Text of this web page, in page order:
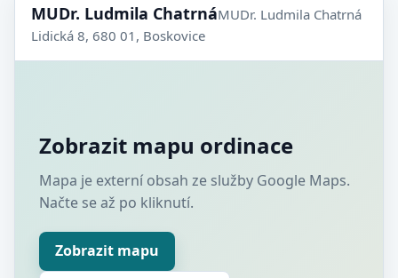
MUDr. Ludmila ChatrnáMUDr. Ludmila Chatrná
Lidická 8, 680 01, Boskovice
Zobrazit mapu ordinace
Mapa je externí obsah ze služby Google Maps.
Načte se až po kliknutí.
Zobrazit mapu